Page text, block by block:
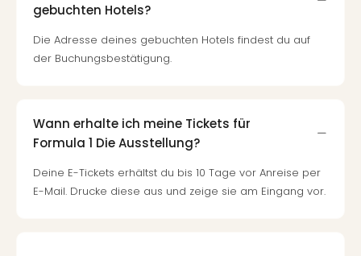
gebuchten Hotels?
Die Adresse deines gebuchten Hotels findest du auf
der Buchungsbestätigung.
Wann erhalte ich meine Tickets für
Formula 1 Die Ausstellung?
Deine E-Tickets erhältst du bis 10 Tage vor Anreise per
E-Mail. Drucke diese aus und zeige sie am Eingang vor.